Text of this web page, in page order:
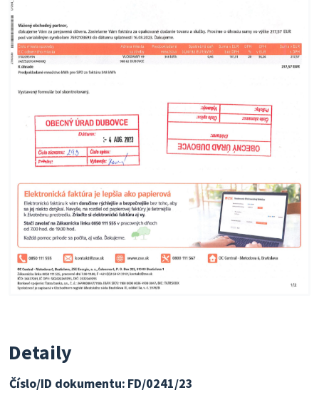
Detaily
Číslo/ID dokumentu: FD/0241/23